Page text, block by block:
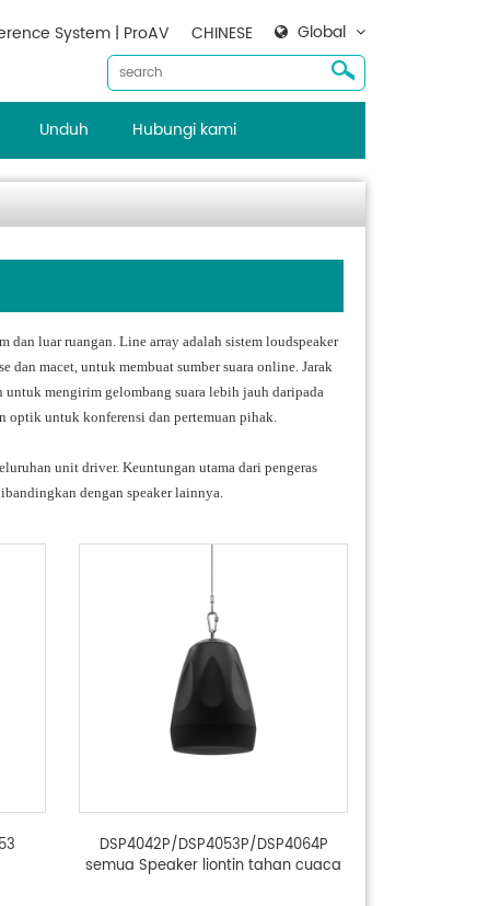
Global
CHINESE
System | ProAV
Unduh Hubungi kami
luar ruangan. Line array adalah sistem loudspeaker
macet, untuk membuat sumber suara online. Jarak
untuk mengirim gelombang suara lebih jauh daripada
optik untuk konferensi dan pertemuan pihak.
unit driver. Keuntungan utama dari pengeras
dengan speaker lainnya.
DSP4042P/DSP4053P/DSP4064P
semua Speaker liontin tahan cuaca